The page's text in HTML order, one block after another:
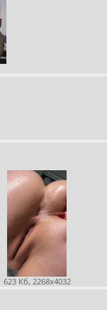
623 Кб, 2268x4032